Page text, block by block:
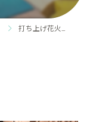
打ち上げ花火ど〜ん！